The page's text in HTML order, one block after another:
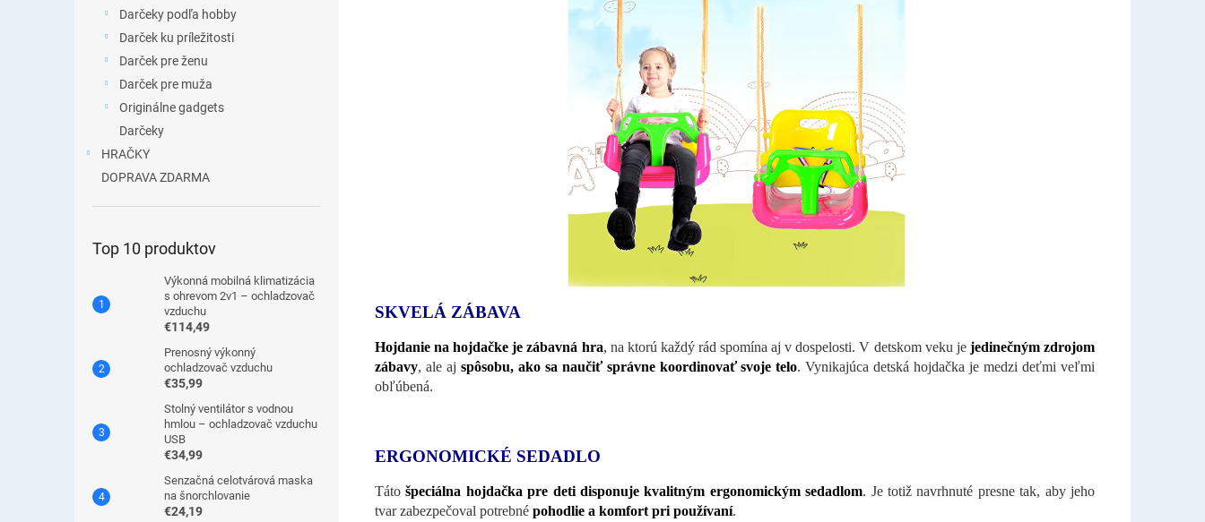
Darčeky podľa hobby
Darček ku príležitosti
Darček pre ženu
Darček pre muža
Originálne gadgets
Darčeky
HRAČKY
DOPRAVA ZDARMA
Top 10 produktov
Výkonná mobilná klimatizácia
s ohrevom 2v1 – ochladzovač
vzduchu
€114,49
Prenosný výkonný
ochladzovač vzduchu
€35,99
Stolný ventilátor s vodnou
hmlou – ochladzovač vzduchu
USB
€34,99
Senzačná celotvárová maska
na šnorchlovanie
€24,19
SKVELÁ ZÁBAVA
Hojdanie na hojdačke je zábavná hra, na ktorú každý rád spomína aj v dospelosti. V detskom veku je jedinečným zdrojom
zábavy, ale aj spôsobu, ako sa naučiť správne koordinovať svoje telo. Vynikajúca detská hojdačka je medzi deťmi veľmi
obľúbená.
ERGONOMICKÉ SEDADLO
Tátošpeciálna hojdačka pre deti disponuje kvalitným ergonomickým sedadlom. Je totiž navrhnuté presne tak, aby jeho
tvar zabezpečoval potrebné pohodlie a komfort pri používaní.